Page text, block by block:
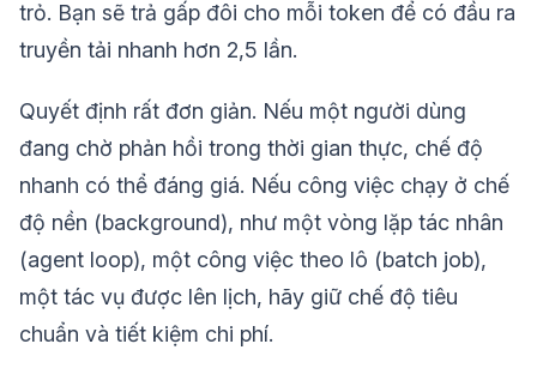
trỏ. Bạn sẽ trả gấp đôi cho mỗi token để có đầu ra
truyền tải nhanh hơn 2,5 lần.
Quyết định rất đơn giản. Nếu một người dùng
đang chờ phản hồi trong thời gian thực, chế độ
nhanh có thể đáng giá. Nếu công việc chạy ở chế
độ nền (background), như một vòng lặp tác nhân
(agent loop), một công việc theo lô (batch job),
một tác vụ được lên lịch, hãy giữ chế độ tiêu
chuẩn và tiết kiệm chi phí.